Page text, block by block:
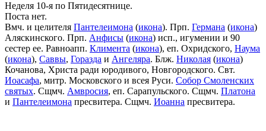
Неделя 10-я по Пятидесятнице.
Поста нет.
Вмч. и целителя Пантелеимона (икона). Прп. Германа (икона)
Аляскинского. Прп. Анфисы (икона) исп., игумении и 90
сестер ее. Равноапп. Климента (икона), еп. Охридского, Наума
(икона), Саввы, Горазда и Ангеляра. Блж. Николая (икона)
Кочанова, Христа ради юродивого, Новгородского. Свт.
Иоасафа, митр. Московского и всея Руси. Собор Смоленских
святых. Сщмч. Амвросия, еп. Сарапульского. Сщмч. Платона
и Пантелеимона пресвитера. Сщмч. Иоанна пресвитера.